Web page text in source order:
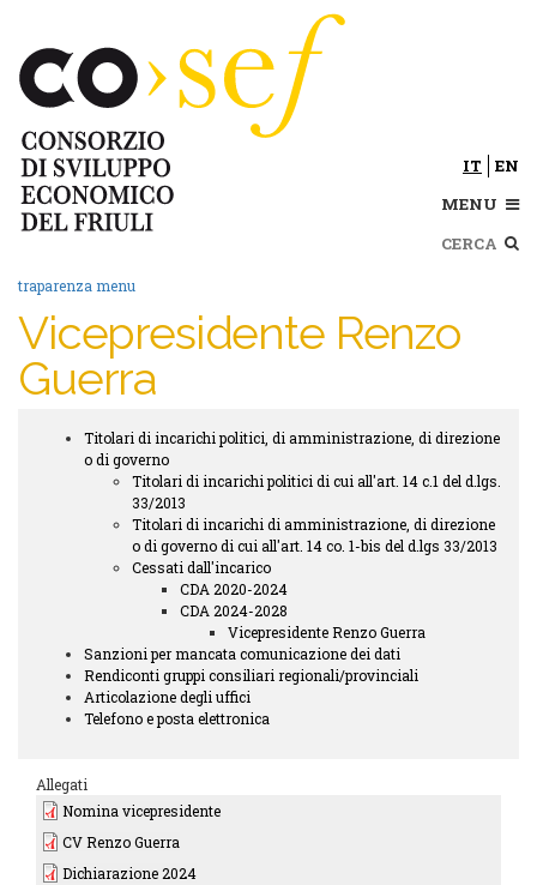
contenuto
principale
IT
EN
MENU
traparenza menu
Vicepresidente Renzo
Guerra
Trasparenza
submenu
Titolari di incarichi politici, di amministrazione, di direzione
o di governo
Titolari di incarichi politici di cui all'art. 14 c.1 del d.lgs.
33/2013
Titolari di incarichi di amministrazione, di direzione
o di governo di cui all'art. 14 co. 1-bis del d.lgs 33/2013
Cessati dall'incarico
CDA 2020-2024
CDA 2024-2028
Vicepresidente Renzo Guerra
Sanzioni per mancata comunicazione dei dati
Rendiconti gruppi consiliari regionali/provinciali
Articolazione degli uffici
Telefono e posta elettronica
Allegati
Nomina vicepresidente
CV Renzo Guerra
Dichiarazione 2024